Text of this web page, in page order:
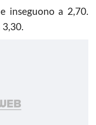
inseguono a 2,70.